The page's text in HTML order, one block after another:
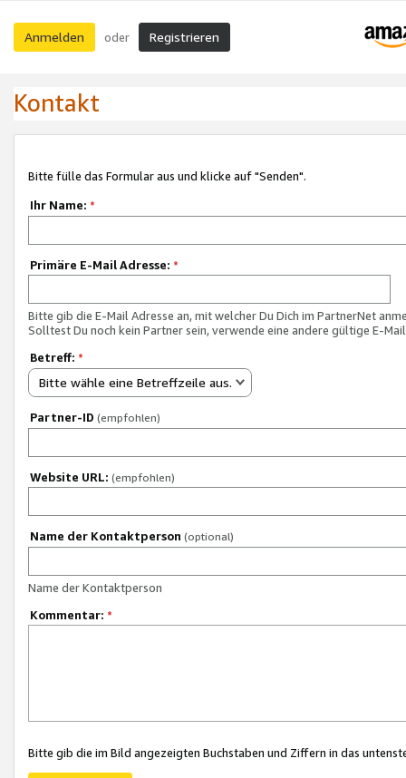
Anmelden oder Registrieren
Kontakt
Bitte fülle das Formular aus und klicke auf "Senden".
Ihr Name: *
Primäre E-Mail Adresse: *
Bitte gib die E-Mail Adresse an, mit welcher Du Dich im PartnerNet
Solltest Du noch kein Partner sein, verwende eine andere gültige E-
Betreff: *
Bitte wähle eine Betreffzeile aus.
Partner-ID (empfohlen)
Website URL: (empfohlen)
Name der Kontaktperson (optional)
Name der Kontaktperson
Kommentar: *
Bitte gib die im Bild angezeigten Buchstaben und Ziffern in das